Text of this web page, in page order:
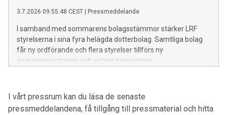
3.7.2026 09:55:48 CEST Pressmeddelande
I samband med sommarens bolagsstämmor stärker LRF
styrelserna i sina fyra helägda dotterbolag. Samtliga bolag
får ny ordförande och flera styrelser tillförs ny
ägarrepresentation och extern kompetens.
I vårt pressrum kan du läsa de senaste
pressmeddelandena, få tillgång till pressmaterial och hitta